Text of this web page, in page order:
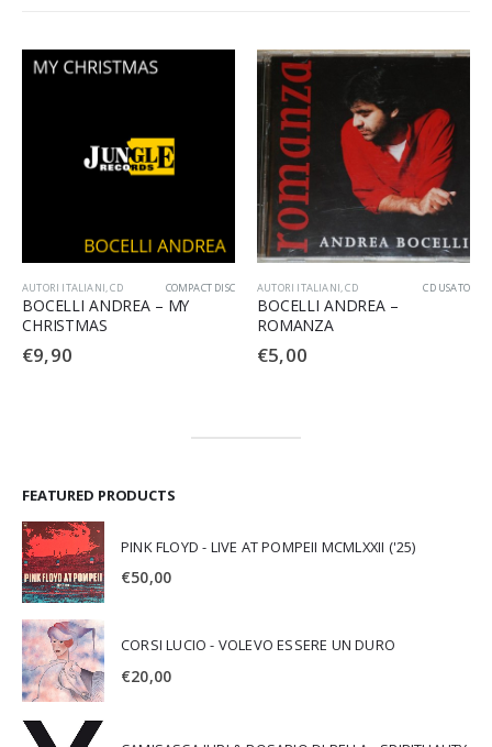
COMPACT DISC
AUTORI ITALIANI,CD
BOCELLI ANDREA – MY
CHRISTMAS
€9,90
CD USATO
AUTORI ITALIANI,CD
BOCELLI ANDREA –
ROMANZA
€5,00
FEATURED PRODUCTS
PINK FLOYD - LIVE AT POMPEII MCMLXXII ('25)
€50,00
CORSI LUCIO - VOLEVO ESSERE UN DURO
€20,00